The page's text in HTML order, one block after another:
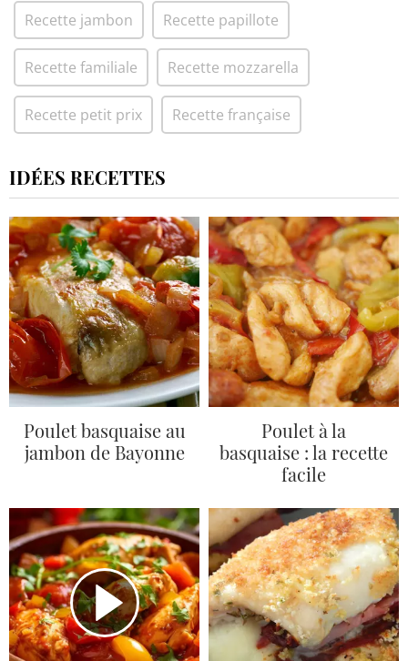
Recette jambon Recette papillote
Recette familiale Recette mozzarella
Recette petit prix Recette française
IDÉES RECETTES
Poulet basquaise au
jambon de Bayonne
Poulet à la
basquaise : la recette
facile